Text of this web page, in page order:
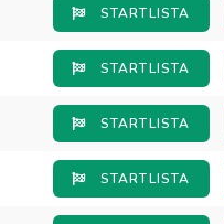
STARTLISTA
STARTLISTA
STARTLISTA
STARTLISTA